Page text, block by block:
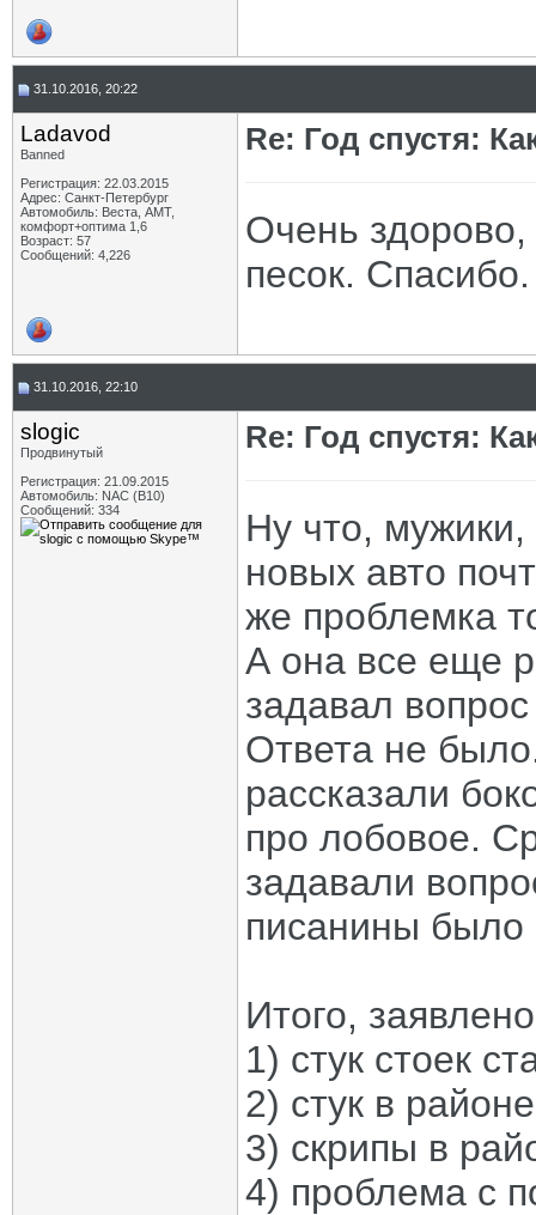
31.10.2016, 20:22
Ladavod
Banned
Регистрация: 22.03.2015
Адрес: Санкт-Петербург
Автомобиль: Веста, АМТ,
комфорт+оптима 1,6
Возраст: 57
Сообщений: 4,226
Re: Год спустя:
Очень
песок. Спасибо.
31.10.2016, 22:10
slogic
Продвинутый
Регистрация: 21.09.2015
Автомобиль: NAC (B10)
Сообщений: 334
Re: Год спустя:
Ну что, мужики,
новых авто
же проблемка
А она все еще
задавал
Ответа не
рассказали
про лобовое.
задавали
писанины
Итого,
1) стук стоек
2) стук в
3) скрипы в
4) проблема с